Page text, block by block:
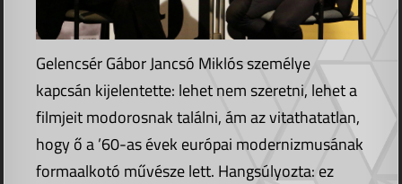
Gelencsér Gábor Jancsó Miklós személye
kapcsán kijelentette: lehet nem szeretni, lehet a
filmjeit modorosnak találni, ám az vitathatatlan,
hogy ő a ’60-as évek európai modernizmusának
formaalkotó művésze lett. Hangsúlyozta: ez